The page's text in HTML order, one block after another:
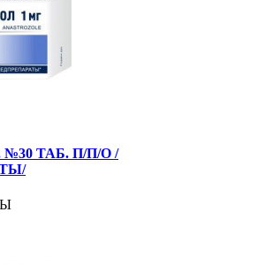
ТАБ. П/П/О /